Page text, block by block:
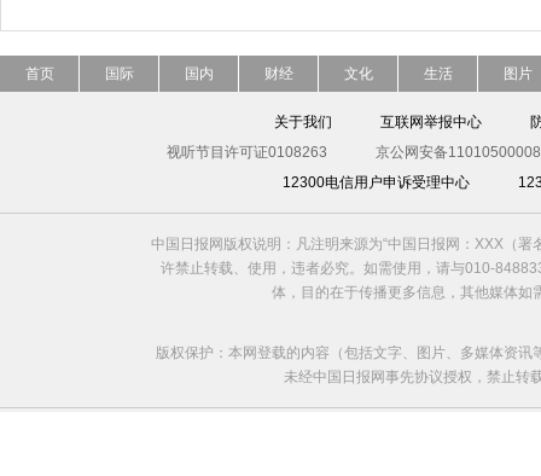
首页 国际 国内 财经 文化 生活 图片
关于我们 互联网举报中心
视听节目许可证0108263
京公网安备
12300电信用户申诉受理中心
中国日报网版权说明：凡注明来源为“中国日报网：XXX（
许禁止转载、使用，违者必究。如需使用，请与010-
体，目的在于传播更多信息，其他媒体
版权保护：本网登载的内容（包括文字、图片、多媒体资
未经中国日报网事先协议授权，禁止转